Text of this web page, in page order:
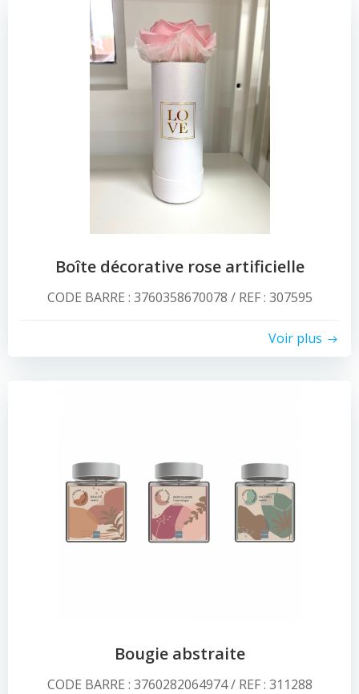
Boîte décorative rose artificielle
CODE BARRE : 3760358670078 / REF : 307595
Voir plus
Bougie abstraite
CODE BARRE : 3760282064974 / REF : 311288